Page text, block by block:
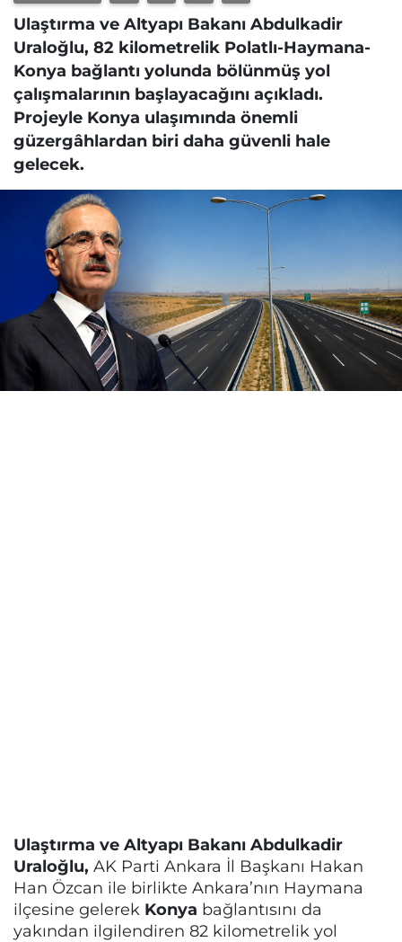
Ulaştırma ve Altyapı Bakanı Abdulkadir
Uraloğlu, 82 kilometrelik Polatlı-Haymana-
Konya bağlantı yolunda bölünmüş yol
çalışmalarının başlayacağını açıkladı.
Projeyle Konya ulaşımında önemli
güzergâhlardan biri daha güvenli hale
gelecek.
Ulaştırma ve Altyapı Bakanı Abdulkadir
Uraloğlu, AK Parti Ankara İl Başkanı Hakan
Han Özcan ile birlikte Ankara’nın Haymana
ilçesine gelerek Konya bağlantısını da
yakından ilgilendiren 82 kilometrelik yol